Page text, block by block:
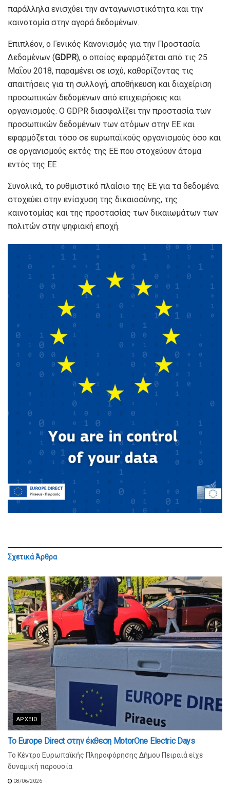
παράλληλα ενισχύει την ανταγωνιστικότητα και την
καινοτομία στην αγορά δεδομένων.
Επιπλέον, ο Γενικός Κανονισμός για την Προστασία
Δεδομένων (GDPR), ο οποίος εφαρμόζεται από τις 25
Μαΐου 2018, παραμένει σε ισχύ, καθορίζοντας τις
απαιτήσεις για τη συλλογή, αποθήκευση και διαχείριση
προσωπικών δεδομένων από επιχειρήσεις και
οργανισμούς. Ο GDPR διασφαλίζει την προστασία των
προσωπικών δεδομένων των ατόμων στην ΕΕ και
εφαρμόζεται τόσο σε ευρωπαϊκούς οργανισμούς όσο και
σε οργανισμούς εκτός της ΕΕ που στοχεύουν άτομα
εντός της ΕΕ
Συνολικά, το ρυθμιστικό πλαίσιο της ΕΕ για τα δεδομένα
στοχεύει στην ενίσχυση της δικαιοσύνης, της
καινοτομίας και της προστασίας των δικαιωμάτων των
πολιτών στην ψηφιακή εποχή.
ΣχετικάΆρθρα
ΑΡΧΕΊΟ
Το Europe Direct στην έκθεση MotorOne Electric Days
Το Κέντρο Ευρωπαϊκής Πληροφόρησης Δήμου Πειραιά είχε
δυναμική παρουσία
08/06/2026